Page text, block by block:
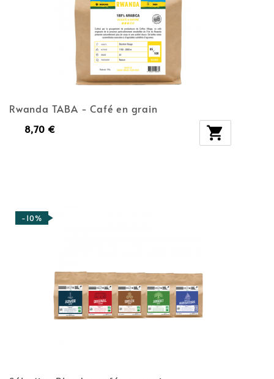
Rwanda TABA - Café en grain
8,70 € 
-10%